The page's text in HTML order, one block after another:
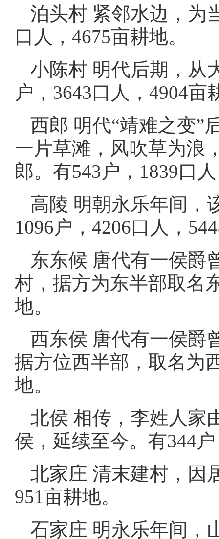
泊头村 紧邻水边，为
口人，4675亩耕地。
小陈村 明代后期，从
户，3643口人，4904亩
西郎 明代“靖难之变”
一片草滩，风吹草为浪
郎。有543户，1839口
高陵 明朝永乐年间，
1096户，4206口人，
东东候 唐代有一侯爵
村，据方为东半部取名
地。
西东侯 唐代有一侯爵
据方位西半部，取名为
地。
北侯 相传，李姓人家
侯，延续至今。有344
北家庄 清末建村，因
951亩耕地。
石家庄 明永乐年间，